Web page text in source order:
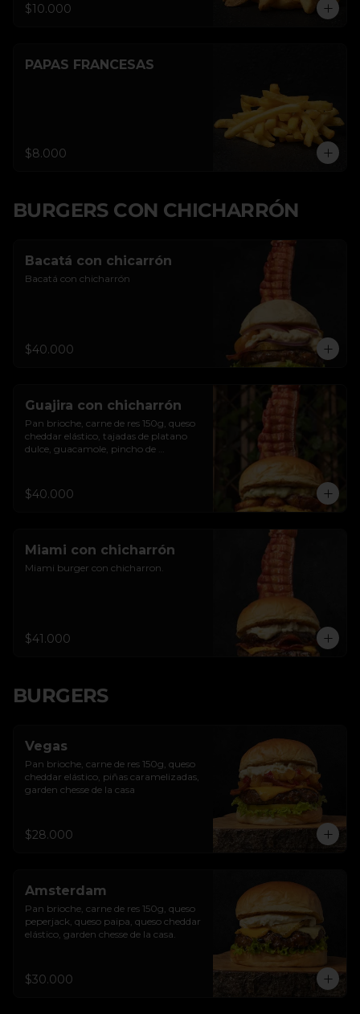
$10.000
PAPAS FRANCESAS
$8.000
BURGERS CON CHICHARRÓN
Bacatá con chicarrón
Bacatá con chicharrón
$40.000
Guajira con chicharrón
Pan brioche, carne de res 150g, queso
cheddar elástico, tajadas de platano
dulce, guacamole, pincho de
$40.000
Miami con chicharrón
Miami burger con chicharron.
$41.000
BURGERS
Vegas
Pan brioche, carne de res 150g, queso
cheddar elástico, piñas caramelizadas,
garden chesse de la casa
$28.000
Amsterdam
Pan brioche, carne de res 150g, queso
peperjack, queso paipa, queso cheddar
elástico, garden chesse de la casa.
$30.000